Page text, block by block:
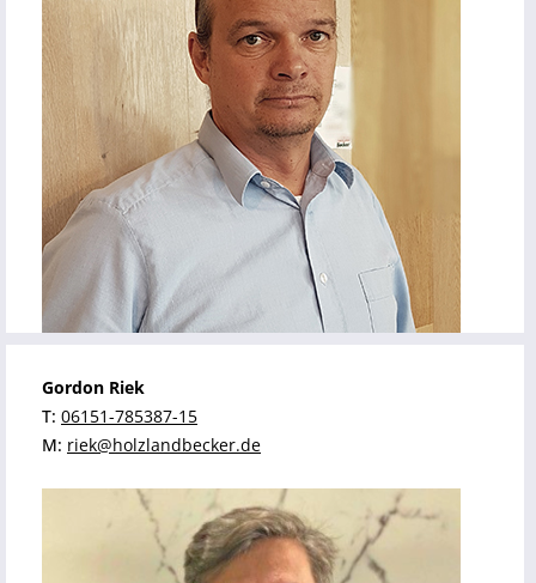
Gordon Riek
T: 06151-785387-15
M: riek@holzlandbecker.de